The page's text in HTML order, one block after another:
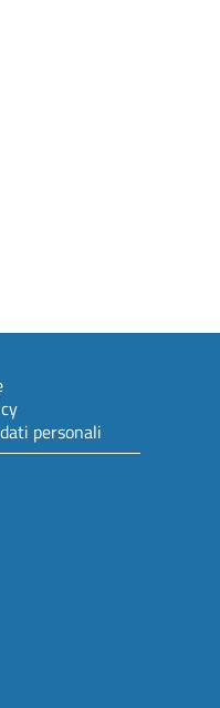
personali